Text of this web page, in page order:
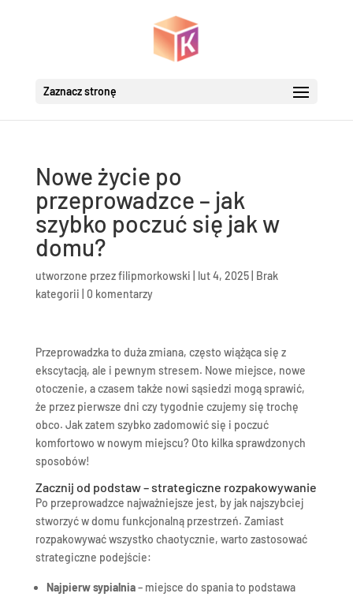
Zaznacz stronę
Nowe życie po
przeprowadzce – jak
szybko poczuć się jak w
domu?
utworzone przezfilipmorkowski lut 4, 2025| Brak
kategorii
0 komentarzy
Przeprowadzka to duża zmiana, często wiążąca się z
ekscytacją, ale i pewnym stresem. Nowe miejsce, nowe
otoczenie, a czasem także nowi sąsiedzi mogą sprawić,
że przez pierwsze dni czy tygodnie czujemy się trochę
obco. Jak zatem szybko zadomowić się i poczuć
komfortowo w nowym miejscu? Oto kilka sprawdzonych
sposobów!
Zacznij od podstaw – strategiczne rozpakowywanie
Po przeprowadzce najważniejsze jest, by jak najszybciej
stworzyć w domu funkcjonalną przestrzeń. Zamiast
rozpakowywać wszystko chaotycznie, warto zastosować
strategiczne podejście:
Najpierw sypialnia– miejsce do spania to podstawa